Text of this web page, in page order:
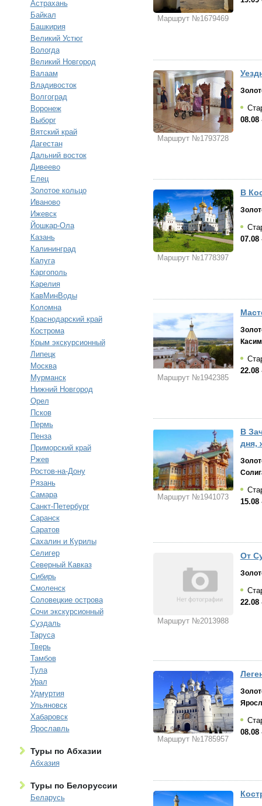
Астрахань
Байкал
Башкирия
Великий Устюг
Вологда
Великий Новгород
Валаам
Владивосток
Волгоград
Воронеж
Выборг
Вятский край
Дагестан
Дальний восток
Дивеево
Елец
Золотое кольцо
Иваново
Ижевск
Йошкар-Ола
Казань
Калининград
Калуга
Каргополь
Карелия
КавМинВоды
Коломна
Краснодарский край
Кострома
Крым экскурсионный
Липецк
Москва
Мурманск
Нижний Новгород
Орел
Псков
Пермь
Пенза
Приморский край
Ржев
Ростов-на-Дону
Рязань
Самара
Санкт-Петербург
Саранск
Саратов
Сахалин и Курилы
Селигер
Северный Кавказ
Сибирь
Смоленск
Соловецкие острова
Сочи экскурсионный
Суздаль
Таруса
Тверь
Тамбов
Тула
Урал
Удмуртия
Ульяновск
Хабаровск
Ярославль
Туры по Абхазии
Абхазия
Туры по Белоруссии
Беларусь
Маршрут №1679469
Маршрут №1793728
08.08
Маршрут №1778397
В
07.08
Маршрут №1942385
22.08
Маршрут №1941073
В
дня,
15.08
Маршрут №2013988
От
22.08
Маршрут №1785957
08.08